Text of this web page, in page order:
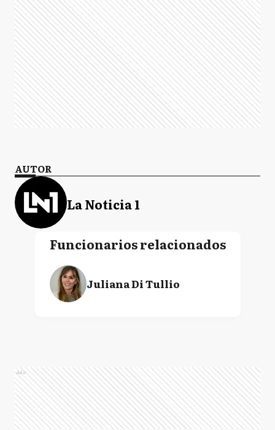
AUTOR
La Noticia 1
Funcionarios relacionados
Juliana Di Tullio
Ads